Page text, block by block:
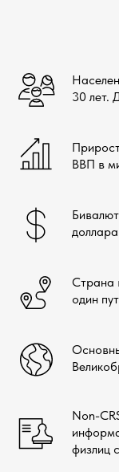
30 лет.
ВВП в
Страна
один
Non-
физлиц